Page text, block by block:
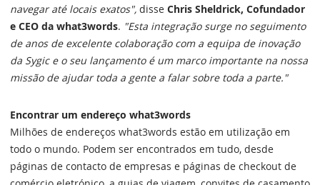
navegar até locais exatos", disse Chris Sheldrick, Cofundador
e CEO da what3words. "Esta integração surge no seguimento
de anos de excelente colaboração com a equipa de inovação
da Sygic e o seu lançamento é um marco importante na nossa
missão de ajudar toda a gente a falar sobre toda a parte."
Encontrar um endereço what3words
Milhões de endereços what3words estão em utilização em
todo o mundo. Podem ser encontrados em tudo, desde
páginas de contacto de empresas e páginas de checkout de